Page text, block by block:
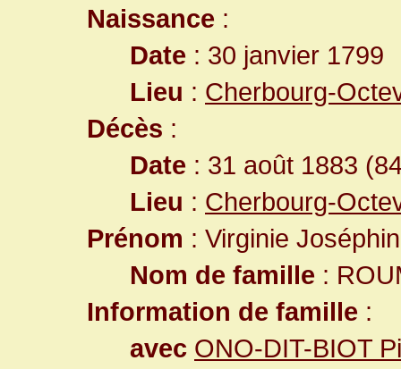
Naissance :
Date : 30 janvier 1799
Lieu : Cherbourg-
Décès :
Date : 31 août 1883
Lieu : Cherbourg-
Prénom : Virginie
Nom de famille :
Information de famille :
avec ONO-DIT-BIOT